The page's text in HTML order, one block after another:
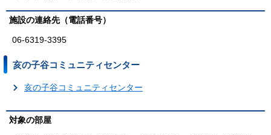
施設の連絡先（電話番号）
06-6319-3395
亥の子谷コミュニティセンター
亥の子谷コミュニティセンター
対象の部屋